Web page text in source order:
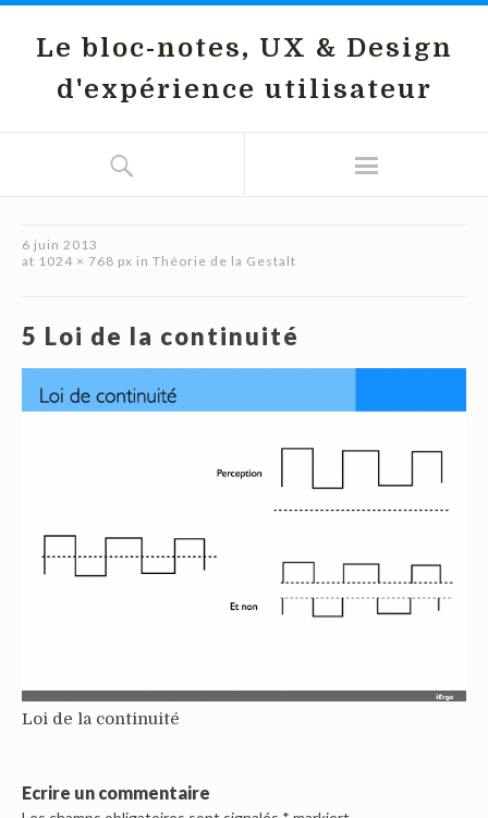
Le bloc-notes, UX & Design
d'expérience utilisateur
6 juin 2013
at 1024 × 768 px in Théorie de la Gestalt
5 Loi de la continuité
Loi de la continuité
Ecrire un commentaire